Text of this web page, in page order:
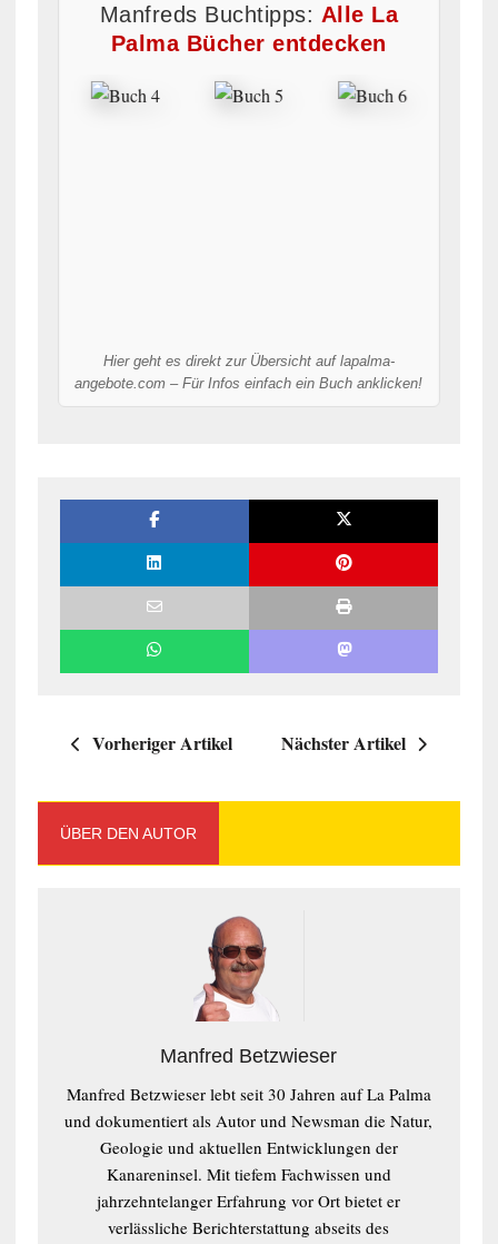
Manfreds Buchtipps: Alle La
Palma Bücher entdecken
Hier geht es direkt zur Übersicht auf lapalma-
angebote.com – Für Infos einfach ein Buch anklicken!
Vorheriger Artikel Nächster Artikel
ÜBER DEN AUTOR
Manfred Betzwieser
Manfred Betzwieser lebt seit 30 Jahren auf La Palma
und dokumentiert als Autor und Newsman die Natur,
Geologie und aktuellen Entwicklungen der
Kanareninsel. Mit tiefem Fachwissen und
jahrzehntelanger Erfahrung vor Ort bietet er
verlässliche Berichterstattung abseits des